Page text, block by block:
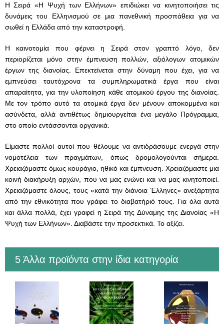
Η Σειρά «Η Ψυχή των Ελλήνων» επιδιώκει να κινητοποιήσει τις
δυνάμεις του Ελληνισμού σε μια πανεθνική προσπάθεια για να
σωθεί η Ελλάδα από την καταστροφή.
Η καινοτομία που φέρνει η Σειρά στον γραπτό λόγο, δεν
περιορίζεται μόνο στην έμπνευση πολλών, αξιόλογων ατομικών
έργων της διανοίας. Επεκτείνεται στην δύναμη που έχει, για να
εμπνεύσει ταυτόχρονα τα συμπληρωματικά έργα που είναι
απαραίτητα, για την υλοποίηση κάθε ατομικού έργου της διανοίας.
Με τον τρόπο αυτό τα ατομικά έργα δεν μένουν αποκομμένα και
ασύνδετα, αλλά αντιθέτως δημιουργείται ένα μεγάλο Πρόγραμμα,
στο οποίο εντάσσονται οργανικά.
Είμαστε πολλοί αυτοί που θέλουμε να αντιδράσουμε ενεργά στην
νομοτέλεια των πραγμάτων, όπως δρομολογούνται σήμερα.
Χρειαζόμαστε όμως κουράγιο, ηθικό και έμπνευση. Χρειαζόμαστε μια
κοινή διακήρυξη αρχών, που να μας ενώνει και να μας κινητοποιεί.
Χρειαζόμαστε όλους, τους «κατά την διάνοια Έλληνες» ανεξάρτητα
από την εθνικότητα που γράφει το διαβατήριό τους. Για όλα αυτά
και άλλα πολλά, έχει γραφεί η Σειρά της Δύναμης της Διανοίας «Η
Ψυχή των Ελλήνων». Διαβάστε την προσεκτικά. Το αξίζει.
5 Άλλα προϊόντα στην ίδια κατηγορία